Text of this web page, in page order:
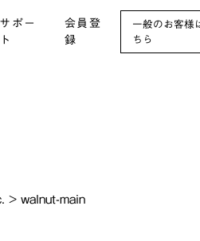
サポー
ト
会員登
録
一般のお客様
ちら
> walnut-main